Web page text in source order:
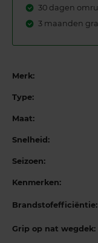
30 dagen
3 maanden
Merk:
Type:
Maat:
Snelheid:
Seizoen:
Kenmerken:
Brandstofefficiëntie:
Grip op nat wegdek: